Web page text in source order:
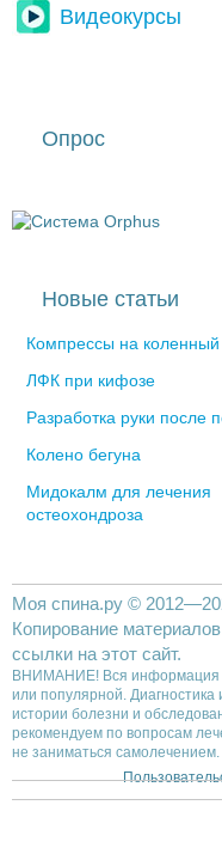
Видеокурсы
Опрос
Новые статьи
Компрессы на коленный
ЛФК при кифозе
Разработка руки после
Колено бегуна
Мидокалм для лечения
остеохондроза
Моя спина.ру ©
Копирование
ссылки на этот сайт.
ВНИМАНИЕ! Вся информация
или популярной. Диагностика
истории болезни и
рекомендуем по вопросам
не заниматься самолечением.